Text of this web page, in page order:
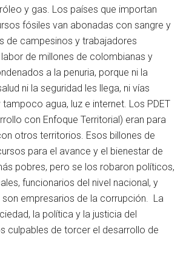
y gas. Los países que importan
fósiles van abonadas con sangre y
de campesinos y trabajadores
de millones de colombianas y
a la penuria, porque ni la
ni la seguridad les llega, ni vías
agua, luz e internet. Los PDET
con Enfoque Territorial) eran para
otros territorios. Esos billones de
para el avance y el bienestar de
pobres, pero se los robaron políticos,
funcionarios del nivel nacional, y
empresarios de la corrupción. La
la política y la justicia del
culpables de torcer el desarrollo de